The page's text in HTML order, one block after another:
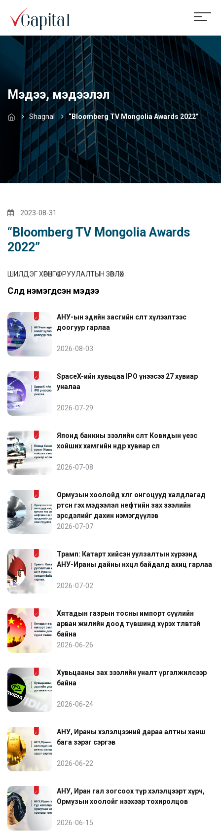
Мэдээ, мэдээлэл
Shagnal “Bloomberg TV Mongolia Awards 2022”
2023-08-31
“Bloomberg TV Mongolia Awards
2022”
ШИЛДЭГ ХӨРӨНГӨ ОРУУЛАЛТЫН ЗӨВЛӨХ
Сүүлд нэмэгдсэн мэдээ
АНУ-ын эдийн засгийн өсөлт хүлээлтээс
доогуур гарлаа
2026-08-03
SpaceX-ийн хувьцаа IPO үнээсээ 27 хувиар
уналаа
2026-07-29
Японд банкны зээлийн өсөлт Ковидын үеэс
хойших хамгийн өндөр хувиар өслөө
2026-07-08
Ормузын хоолойд хөлөг онгоцууд халдлагад
өртсөн гэх мэдээлэл нефтийн зах зээлийн
эрсдэлийг дахин нэмэгдүүлэв
2026-07-07
Трамп: Катарт хийсэн уулзалтын хүрээнд
АНУ-Ираны дайны нөхцөл байдалд ахиц гарлаа
2026-07-02
Хятадын газрын тосны импорт сүүлийн
арван жилийн доод түвшинд хүрэх төлөвтэй
байна
2026-06-26
Хувьцааны зах зээлийн уналт үргэлжилсээр
байна
2026-06-24
АНУ, Ираны хэлэлцээний дараа алтны ханш
бага зэрэг сэргэв
2026-06-22
АНУ, Иран гал зогсоох түр хэлэлцээрт хүрч,
Ормузын хоолойг нээхээр тохиролцов
2026-06-15